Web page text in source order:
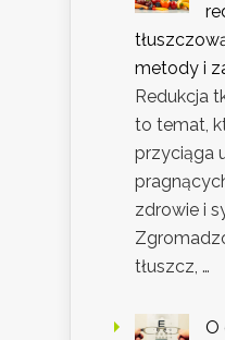
metody i
Redukcja
to temat,
przyciąga
zdrowie i
tłuszcz, …
O